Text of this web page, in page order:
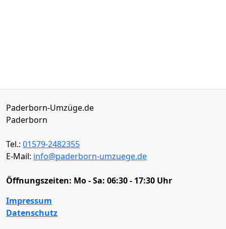
Paderborn-Umzüge.de
Paderborn
Tel.: 01579-2482355
E-Mail: info@paderborn-umzuege.de
Öffnungszeiten: Mo - Sa: 06:30 - 17:30 Uhr
Impressum
Datenschutz